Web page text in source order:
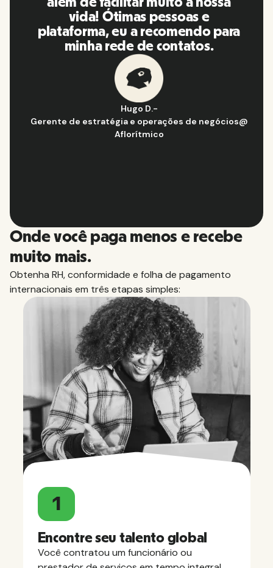
vida! Ótimas pessoas e
plataforma, eu a recomendo para
minha rede de contatos.
Hugo D.-
Gerente de estratégia e operações de negócios@
Aflorítmico
Onde você paga menos e recebe
muito mais.
Obtenha RH, conformidade e folha de pagamento
internacionais em três etapas simples:
1
Encontre seu talento global
Você contratou um funcionário ou